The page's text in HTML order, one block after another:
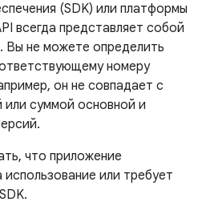
(SDK) или платформы
всегда представляет собой
Вы не можете определить
номеру
он не совпадает с
или суммой основной и
что приложение
или требует